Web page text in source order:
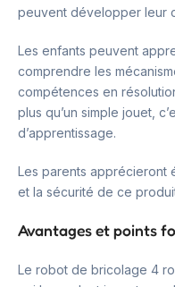
peuvent développer leur
Les enfants peuvent
comprendre les
compétences en
plus qu’un simple jouet,
d’apprentissage.
Les parents apprécieront
et la sécurité de ce
Avantages et points
Le robot de bricolage 4